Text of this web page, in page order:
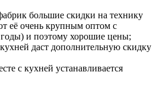
большие скидки на технику
её очень крупным оптом с
и поэтому хорошие цены;
даст дополнительную скидку
с кухней устанавливается